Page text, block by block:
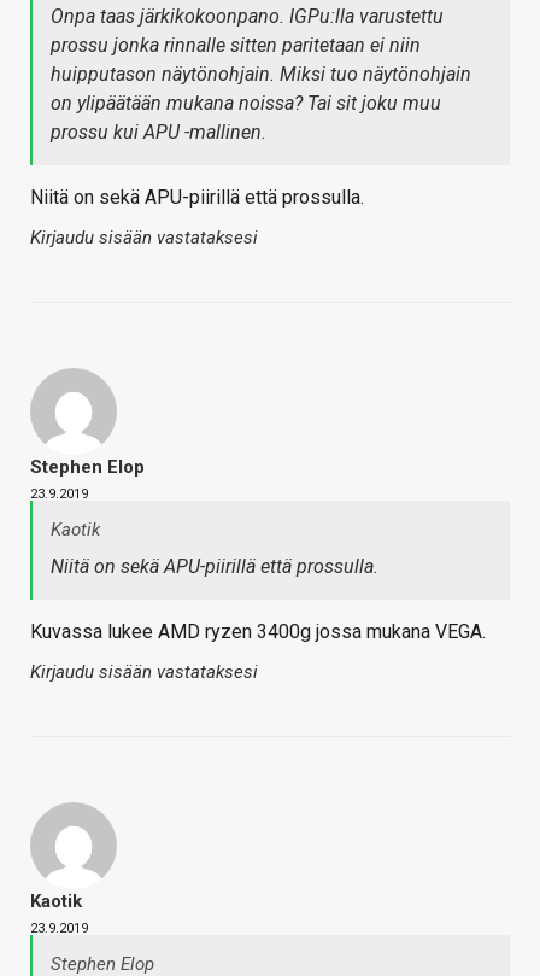
Onpa taas järkikokoonpano. IGPu:lla varustettu
prossu jonka rinnalle sitten paritetaan ei niin
huipputason näytönohjain. Miksi tuo näytönohjain
on ylipäätään mukana noissa? Tai sit joku muu
prossu kui APU -mallinen.
Niitä on sekä APU-piirillä että prossulla.
Kirjaudu sisään vastataksesi
Stephen Elop
23.9.2019
Kaotik
Niitä on sekä APU-piirillä että prossulla.
Kuvassa lukee AMD ryzen 3400g jossa mukana VEGA.
Kirjaudu sisään vastataksesi
Kaotik
23.9.2019
Stephen Elop